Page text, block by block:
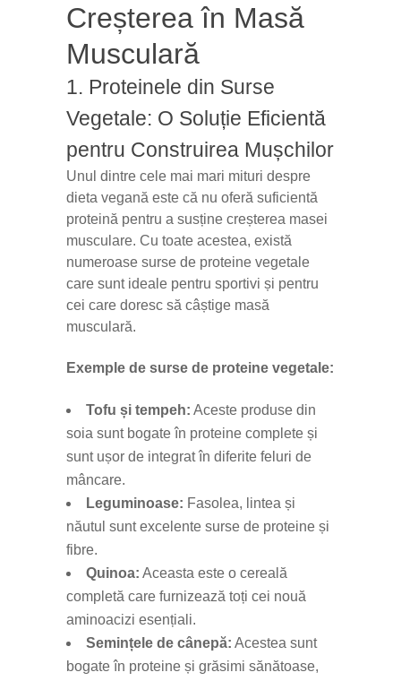
Creșterea în Masă
Musculară
1. Proteinele din Surse
Vegetale: O Soluție Eficientă
pentru Construirea Mușchilor
Unul dintre cele mai mari mituri despre
dieta vegană este că nu oferă suficientă
proteină pentru a susține creșterea masei
musculare. Cu toate acestea, există
numeroase surse de proteine vegetale
care sunt ideale pentru sportivi și pentru
cei care doresc să câștige masă
musculară.
Exemple de surse de proteine vegetale:
Tofu și tempeh: Aceste produse din
soia sunt bogate în proteine complete și
sunt ușor de integrat în diferite feluri de
mâncare.
Leguminoase: Fasolea, lintea și
năutul sunt excelente surse de proteine și
fibre.
Quinoa: Aceasta este o cereală
completă care furnizează toți cei nouă
aminoacizi esențiali.
Semințele de cânepă: Acestea sunt
bogate în proteine și grăsimi sănătoase,